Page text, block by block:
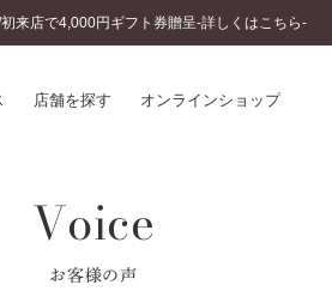
来店で4,000円ギフト券贈呈-詳しくはこちら-
店舗を探す オンラインショップ
婚約指輪とは
結婚指輪とは
セットリングとは
Voice
お客様の声